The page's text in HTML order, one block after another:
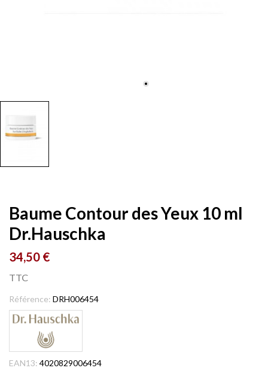
Baume Contour des Yeux 10 ml
Dr.Hauschka
34,50 €
TTC
Référence: DRH006454
EAN13: 4020829006454